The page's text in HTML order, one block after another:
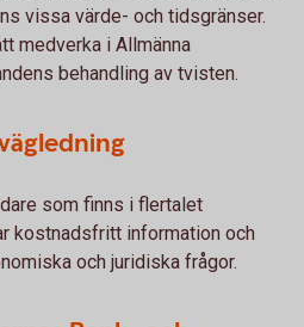
vissa värde- och tidsgränser.
medverka i Allmänna
behandling av tvisten.
som finns i flertalet
kostnadsfritt information och
och juridiska frågor.